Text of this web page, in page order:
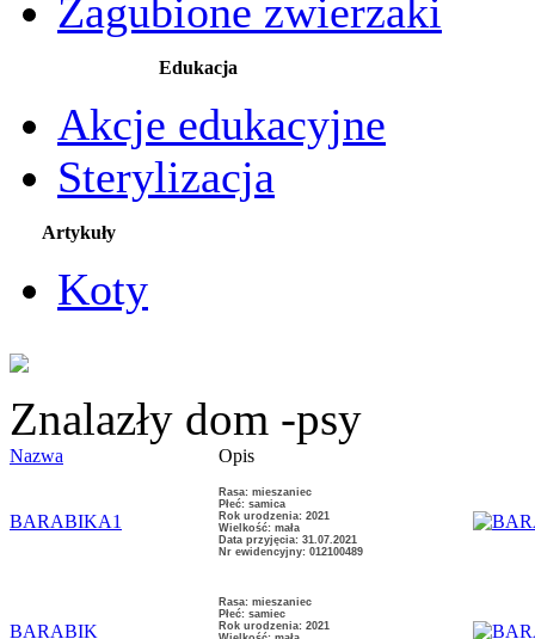
Zagubione zwierzaki
Edukacja
Akcje edukacyjne
Sterylizacja
Artykuły
Koty
Znalazły dom -psy
Nazwa Opis
BARABIKA1
Rasa: mieszaniec
Płeć: samica
Rok urodzenia: 2021
Wielkość: mała
Data przyjęcia: 31.07.2021
Nr ewidencyjny: 012100489
BARABIK
Rasa: mieszaniec
Płeć: samiec
Rok urodzenia: 2021